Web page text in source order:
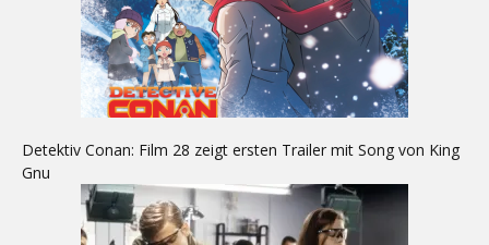
Detektiv Conan: Film 28 zeigt ersten Trailer mit Song von King
Gnu